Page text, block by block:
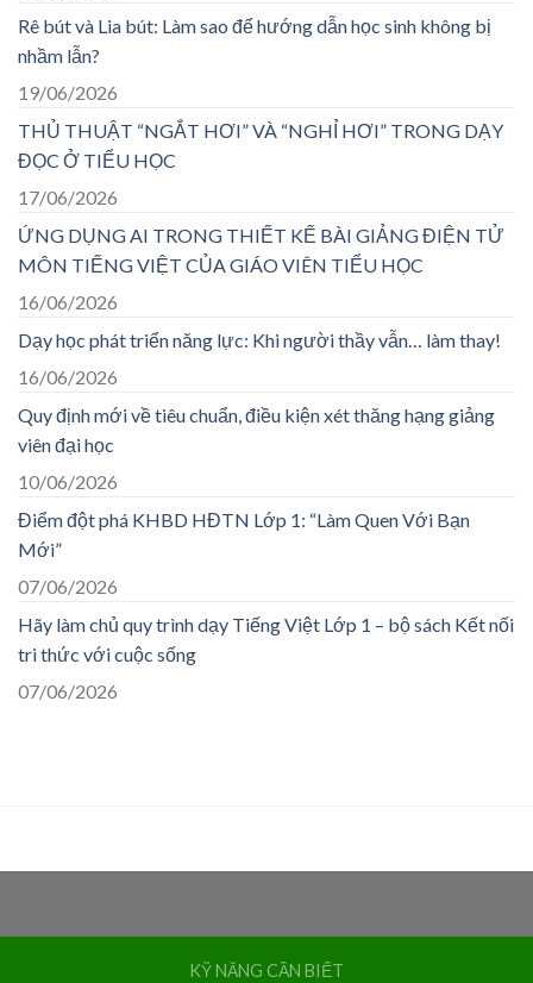
Rê bút và Lia bút: Làm sao để hướng dẫn học sinh không bị
nhầm lẫn?
19/06/2026
THỦ THUẬT “NGẮT HƠI” VÀ “NGHỈ HƠI” TRONG DẠY
ĐỌC Ở TIỂU HỌC
17/06/2026
ỨNG DỤNG AI TRONG THIẾT KẾ BÀI GIẢNG ĐIỆN TỬ
MÔN TIẾNG VIỆT CỦA GIÁO VIÊN TIỂU HỌC
16/06/2026
Dạy học phát triển năng lực: Khi người thầy vẫn… làm thay!
16/06/2026
Quy định mới về tiêu chuẩn, điều kiện xét thăng hạng giảng
viên đại học
10/06/2026
Điểm đột phá KHBD HĐTN Lớp 1: “Làm Quen Với Bạn
Mới”
07/06/2026
Hãy làm chủ quy trình dạy Tiếng Việt Lớp 1 – bộ sách Kết nối
tri thức với cuộc sống
07/06/2026
KỸ NĂNG CẦN BIẾT